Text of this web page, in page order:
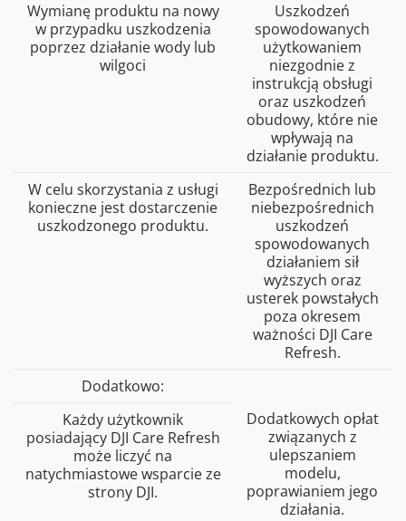
Wymianę produktu na nowy
w przypadku uszkodzenia
poprzez działanie wody lub
wilgoci
Uszkodzeń
spowodowanych
użytkowaniem
niezgodnie z
instrukcją obsługi
oraz uszkodzeń
obudowy, które nie
wpływają na
działanie produktu.
W celu skorzystania z usługi
konieczne jest dostarczenie
uszkodzonego produktu.
Bezpośrednich lub
niebezpośrednich
uszkodzeń
spowodowanych
działaniem sił
wyższych oraz
usterek powstałych
poza okresem
ważności DJI Care
Refresh.
Dodatkowo:
Każdy użytkownik
posiadający DJI Care Refresh
może liczyć na
natychmiastowe wsparcie ze
strony DJI.
Dodatkowych opłat
związanych z
ulepszaniem
modelu,
poprawianiem jego
działania.